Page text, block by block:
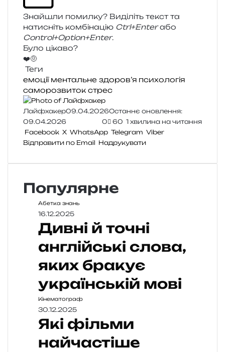
Знайшли помил­ку? Виділіть текст та
нати­сніть ком­бі­на­цію Ctrl+Enterабо
Control+Option+Enter.
Було цікаво?
❤️🤨
Теги
емоції ментальне здоров’я психологія
саморозвиток стрес
Лайфхакер09.04.2026Останнє оновлення:
09.04.2026
0 60 1 хвилина на читання
Facebook X WhatsApp Telegram Viber
Відправити по Email Надрукувати
Популярне
Абетка знань
16.12.2025
Дивні й точні
англійські слова,
яких бракує
українській мові
Кінематограф
30.12.2025
Які фільми
найчастіше